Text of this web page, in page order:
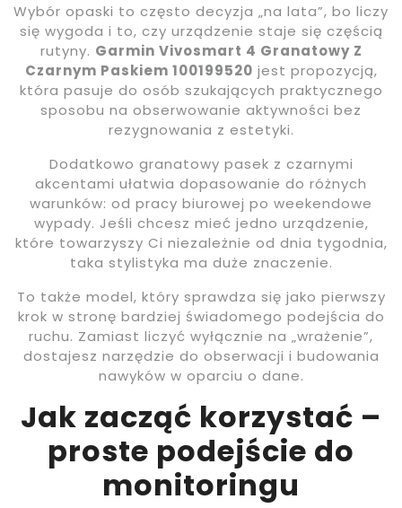
Wybór opaski to często decyzja „na lata”, bo liczy
się wygoda i to, czy urządzenie staje się częścią
rutyny. Garmin Vivosmart 4 Granatowy Z
Czarnym Paskiem 100199520 jest propozycją,
która pasuje do osób szukających praktycznego
sposobu na obserwowanie aktywności bez
rezygnowania z estetyki.
Dodatkowo granatowy pasek z czarnymi
akcentami ułatwia dopasowanie do różnych
warunków: od pracy biurowej po weekendowe
wypady. Jeśli chcesz mieć jedno urządzenie,
które towarzyszy Ci niezależnie od dnia tygodnia,
taka stylistyka ma duże znaczenie.
To także model, który sprawdza się jako pierwszy
krok w stronę bardziej świadomego podejścia do
ruchu. Zamiast liczyć wyłącznie na „wrażenie”,
dostajesz narzędzie do obserwacji i budowania
nawyków w oparciu o dane.
Jak zacząć korzystać –
proste podejście do
monitoringu